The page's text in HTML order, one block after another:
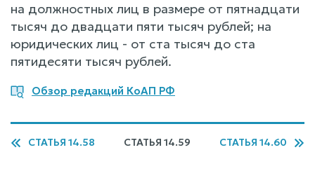
на должностных лиц в размере от пятнадцати
тысяч до двадцати пяти тысяч рублей; на
юридических лиц - от ста тысяч до ста
пятидесяти тысяч рублей.
Обзор редакций КоАП РФ
СТАТЬЯ 14.58 СТАТЬЯ 14.59 СТАТЬЯ 14.60